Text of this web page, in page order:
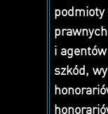
podmioty
i
szkód,